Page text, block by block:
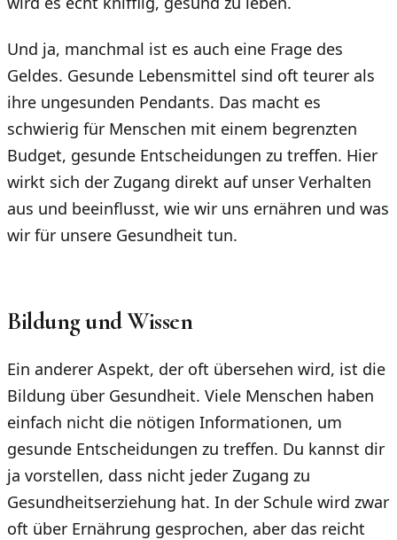
Und ja, manchmal ist es auch eine Frage des
Geldes. Gesunde Lebensmittel sind oft teurer als
ihre ungesunden Pendants. Das macht es
schwierig für Menschen mit einem begrenzten
Budget, gesunde Entscheidungen zu treffen. Hier
wirkt sich der Zugang direkt auf unser Verhalten
aus und beeinflusst, wie wir uns ernähren und was
wir für unsere Gesundheit tun.
Bildung und Wissen
Ein anderer Aspekt, der oft übersehen wird, ist die
Bildung über Gesundheit. Viele Menschen haben
einfach nicht die nötigen Informationen, um
gesunde Entscheidungen zu treffen. Du kannst dir
ja vorstellen, dass nicht jeder Zugang zu
Gesundheitserziehung hat. In der Schule wird zwar
oft über Ernährung gesprochen, aber das reicht